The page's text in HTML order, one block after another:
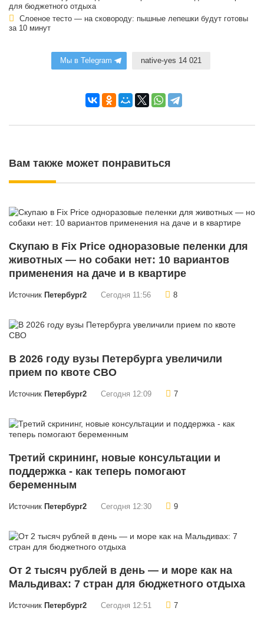
для бюджетного отдыха
Слоеное тесто — на сковороду: пышные лепешки будут готовы
за 10 минут
Мы в Telegram native-yes 14 021
Вам также может понравиться
Скупаю в Fix Price одноразовые пеленки для
животных — но собаки нет: 10 вариантов
применения на даче и в квартире
Источник Петербург2 Сегодня 11:56 8
В 2026 году вузы Петербурга увеличили
прием по квоте СВО
Источник Петербург2 Сегодня 12:09 7
Третий скрининг, новые консультации и
поддержка - как теперь помогают
беременным
Источник Петербург2 Сегодня 12:30 9
От 2 тысяч рублей в день — и море как на
Мальдивах: 7 стран для бюджетного отдыха
Источник Петербург2 Сегодня 12:51 7